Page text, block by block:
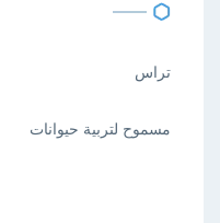
تراس
مسموح لتربية حيوانات